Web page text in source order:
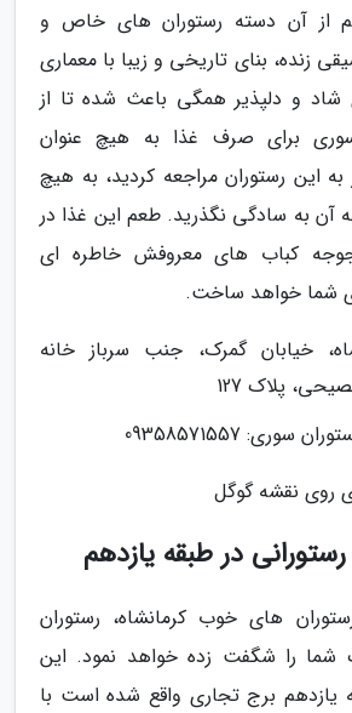
از آن دسته رستوران های خاص و
زنده، بنای تاریخی و زیبا با معماری
شاد و دلپذیر همگی باعث شده تا از
برای صرف غذا به هیچ عنوان
این رستوران مراجعه کردید، به هیچ
آن به سادگی نگذرید. طعم این غذا در
کباب های معروفش خاطره ای
شما خواهد ساخت.
خیابان گمرک، جنب سرباز خانه
پلاک 127
09358571557
روی نقشه گوگل
در طبقه یازدهم
های خوب کرمانشاه، رستوران
را شگفت زده خواهد نمود. این
یازدهم برج تجاری واقع شده است با